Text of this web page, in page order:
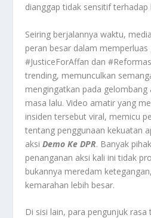
dianggap tidak sensitif terhadap
Seiring berjalannya waktu,
peran besar dalam memperluas
#JusticeForAffan dan
trending, memunculkan
mengingatkan pada gelombang
masa lalu. Video amatir yang
insiden tersebut viral, memicu
tentang penggunaan kekuatan
aksiDemo Ke DPR. Banyak
penanganan aksi kali ini tidak
bukannya meredam
kemarahan lebih besar.
Di sisi lain, para pengunjuk